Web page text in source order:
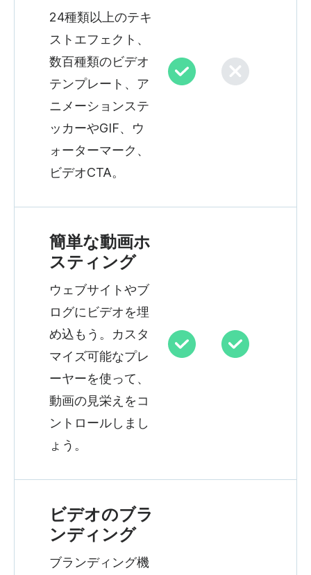
24種類以上のテキ
ストエフェクト、
数百種類のビデオ
テンプレート、ア
ニメーションステ
ッカーやGIF、ウ
ォーターマーク、
ビデオCTA。
簡単な動画ホ
スティング
ウェブサイトやブ
ログにビデオを埋
め込もう。カスタ
マイズ可能なプレ
ーヤーを使って、
動画の見栄えをコ
ントロールしまし
ょう。
ビデオのブラ
ンディング
ブランディング機